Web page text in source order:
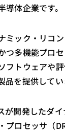
体企業です。
ミック・リコ
つ多機能プロ
フトウェアや
を提供してい
が開発したダ
プロセッサ（